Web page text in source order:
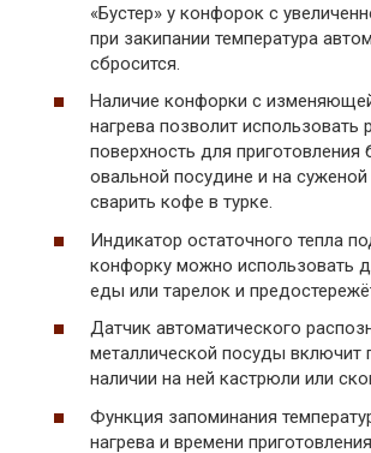
«Бустер» у конфорок с
при закипании температура
сбросится.
Наличие конфорки с
нагрева позволит использовать
поверхность для приготовления
овальной посудине и на
сварить кофе в турке.
Индикатор остаточного тепла
конфорку можно использовать
еды или тарелок и
Датчик автоматического
металлической посуды включит
наличии на ней кастрюли или
Функция запоминания
нагрева и времени